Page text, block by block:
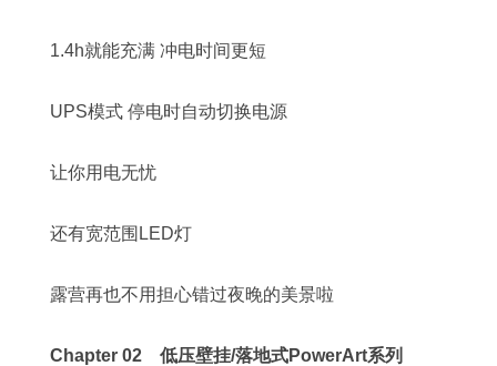
1.4h就能充满 冲电时间更短
UPS模式 停电时自动切换电源
让你用电无忧
还有宽范围LED灯
露营再也不用担心错过夜晚的美景啦
Chapter 02 低压壁挂/落地式PowerArt系列